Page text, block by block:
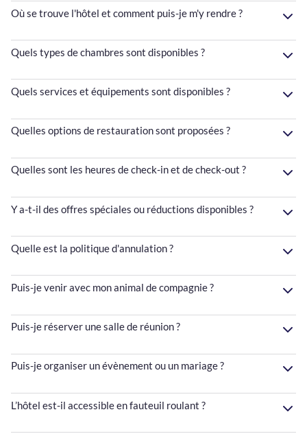
Où se trouve l'hôtel et comment puis-je m'y rendre ?
Quels types de chambres sont disponibles ?
Quels services et équipements sont disponibles ?
Quelles options de restauration sont proposées ?
Quelles sont les heures de check-in et de check-out ?
Y a-t-il des offres spéciales ou réductions disponibles ?
Quelle est la politique d'annulation ?
Puis-je venir avec mon animal de compagnie ?
Puis-je réserver une salle de réunion ?
Puis-je organiser un évènement ou un mariage ?
L’hôtel est-il accessible en fauteuil roulant ?